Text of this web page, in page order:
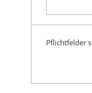
Pflichtfelder